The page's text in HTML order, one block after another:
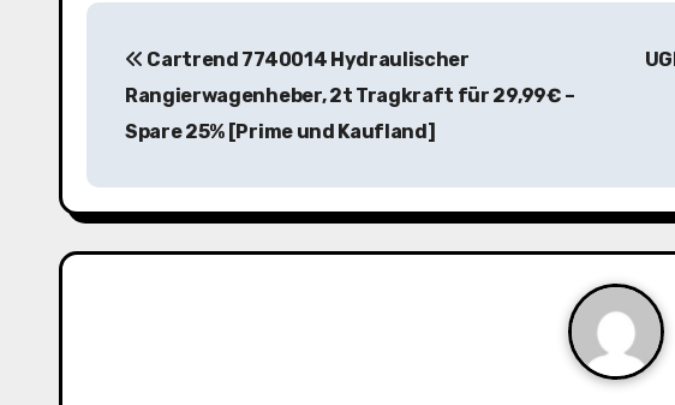
B
t
r
Cartrend 7740014 Hydraulischer
Rangierwagenheber, 2t Tragkraft für 29,99€ –
Spare 25% [Prime und Kaufland]